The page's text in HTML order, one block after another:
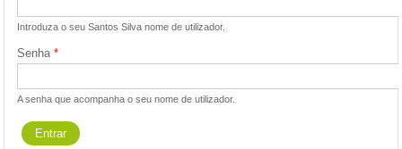
Introduza o seu Santos Silva nome de utilizador.
Senha *
A senha que acompanha o seu nome de utilizador.